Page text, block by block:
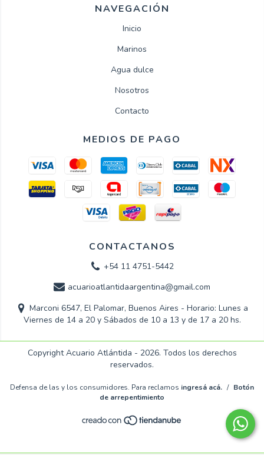
NAVEGACIÓN
Inicio
Marinos
Agua dulce
Nosotros
Contacto
MEDIOS DE PAGO
CONTACTANOS
+54 11 4751-5442
acuarioatlantidaargentina@gmail.com
Marconi 6547, El Palomar, Buenos Aires - Horario: Lunes a
Viernes de 14 a 20 y Sábados de 10 a 13 y de 17 a 20 hs.
Copyright Acuario Atlántida - 2026. Todos los derechos
reservados.
Defensa de las y los consumidores. Para reclamos ingresá acá. / Botón
de arrepentimiento